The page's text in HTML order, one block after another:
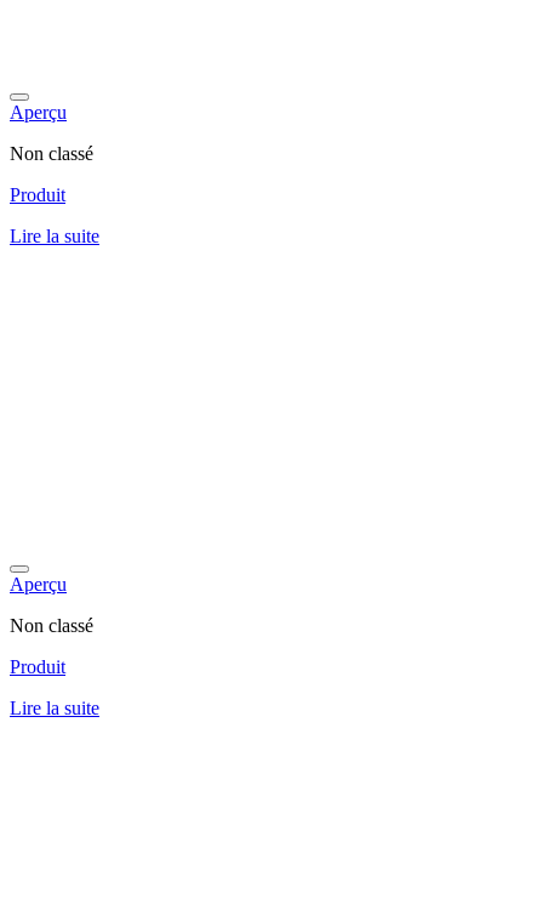
Aperçu
Non classé
Produit
Lire la suite
Aperçu
Non classé
Produit
Lire la suite